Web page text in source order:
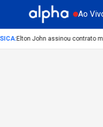
Ao
:Elton John assinou contrato